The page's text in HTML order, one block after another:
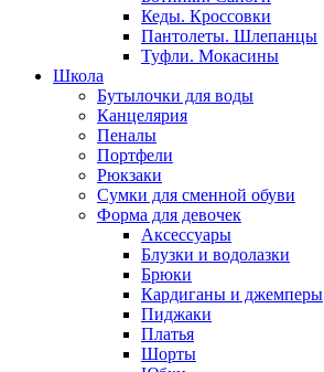
Кеды. Кроссовки
Пантолеты. Шлепанцы
Туфли. Мокасины
Школа
Бутылочки для воды
Канцелярия
Пеналы
Портфели
Рюкзаки
Сумки для сменной обуви
Форма для девочек
Аксессуары
Блузки и водолазки
Брюки
Кардиганы и джемперы
Пиджаки
Платья
Шорты